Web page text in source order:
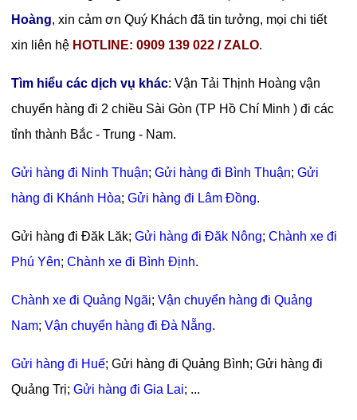
Hoàng, xin cảm ơn Quý Khách đã tin tưởng, mọi chi tiết
xin liên hệ HOTLINE: 0909 139 022 / ZALO.
Tìm hiểu các dịch vụ khác: Vận Tải Thịnh Hoàng vận
chuyển hàng đi 2 chiều Sài Gòn (TP Hồ Chí Minh ) đi các
tỉnh thành Bắc - Trung - Nam.
Gửi hàng đi Ninh Thuận;Gửi hàng đi Bình Thuận;Gửi
hàng đi Khánh Hòa;Gửi hàng đi Lâm Đồng.
Gửi hàng đi Đăk Lăk;Gửi hàng đi Đăk Nông;Chành xe đi
Phú Yên;Chành xe đi Bình Định.
Chành xe đi Quảng Ngãi;Vận chuyển hàng đi Quảng
Nam;Vận chuyển hàng đi Đà Nẵng.
Gửi hàng đi Huế; Gửi hàng đi Quảng Bình; Gửi hàng đi
Quảng Trị;Gửi hàng đi Gia Lai; ...